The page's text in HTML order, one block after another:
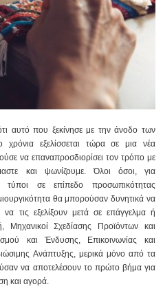
αυτό που ξεκίνησε με την άνοδο των
χρόνια εξελίσσεται τώρα σε μια νέα
να επαναπροσδιορίσει τον τρόπο με
και ψωνίζουμε. Όλοι όσοι, για
τύποι σε επίπεδο προσωπικότητας
θα μπορούσαν δυνητικά να
τις εξελίξουν μετά σε επάγγελμα ή
Μηχανικοί Σχεδίασης Προϊόντων και
και Ένδυσης, Επικοινωνίας και
Ανάπτυξης, μερικά μόνο από τα
να αποτελέσουν το πρώτο βήμα για
και αγορά.